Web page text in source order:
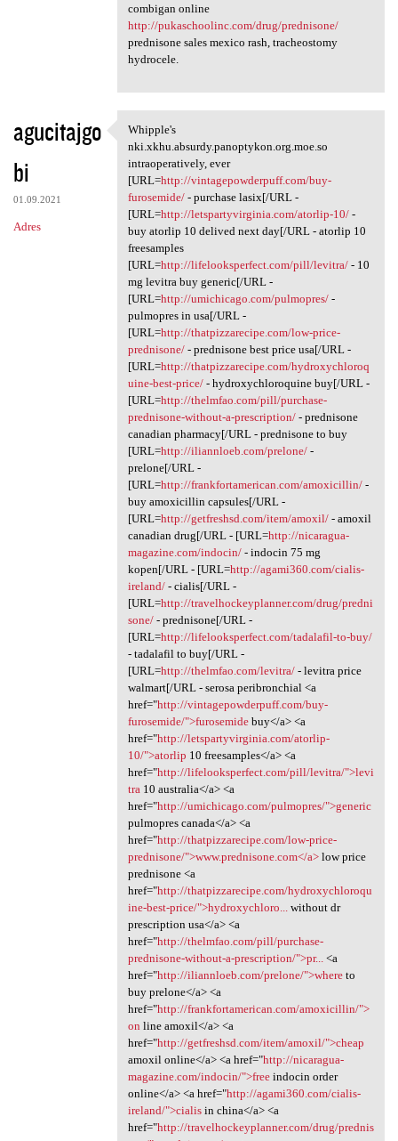
combigan online
http://pukaschoolinc.com/drug/prednisone/
prednisone sales mexico rash, tracheostomy
hydrocele.
agucitajgo
bi
01.09.2021
Adres
Whipple's nki.xkhu.absurdy
Whipple's
nki.xkhu.absurdy.panoptykon.org.moe.so
intraoperatively, ever
[URL=http://vintagepowderpuff.com/buy-
furosemide/- purchase lasix[/URL -
[URL=http://letspartyvirginia.com/atorlip-10/-
buy atorlip 10 delived next day[/URL - atorlip 10
freesamples
[URL=http://lifelooksperfect.com/pill/levitra/- 10
mg levitra buy generic[/URL -
[URL=http://umichicago.com/pulmopres/-
pulmopres in usa[/URL -
[URL=http://thatpizzarecipe.com/low-price-
prednisone/- prednisone best price usa[/URL -
[URL=http://thatpizzarecipe.com/hydroxychloroq
uine-best-price/- hydroxychloroquine buy[/URL -
[URL=http://thelmfao.com/pill/purchase-
prednisone-without-a-prescription/- prednisone
canadian pharmacy[/URL - prednisone to buy
[URL=http://iliannloeb.com/prelone/-
prelone[/URL -
[URL=http://frankfortamerican.com/amoxicillin/-
buy amoxicillin capsules[/URL -
[URL=http://getfreshsd.com/item/amoxil/- amoxil
canadian drug[/URL - [URL=http://nicaragua-
magazine.com/indocin/- indocin 75 mg
kopen[/URL - [URL=http://agami360.com/cialis-
ireland/- cialis[/URL -
[URL=http://travelhockeyplanner.com/drug/predni
sone/- prednisone[/URL -
[URL=http://lifelooksperfect.com/tadalafil-to-buy/
- tadalafil to buy[/URL -
[URL=http://thelmfao.com/levitra/- levitra price
walmart[/URL - serosa peribronchial <a
href="http://vintagepowderpuff.com/buy-
furosemide/">furosemidebuy</a> <a
href="http://letspartyvirginia.com/atorlip-
10/">atorlip 10 freesamples</a> <a
href="http://lifelooksperfect.com/pill/levitra/">levi
tra10 australia</a> <a
href="http://umichicago.com/pulmopres/">generic
pulmopres canada</a> <a
href="http://thatpizzarecipe.com/low-price-
prednisone/">www.prednisone.com</a>low price
prednisone <a
href="http://thatpizzarecipe.com/hydroxychloroqu
ine-best-price/">hydroxychloro...without dr
prescription usa</a> <a
href="http://thelmfao.com/pill/purchase-
prednisone-without-a-prescription/">pr...<a
href="http://iliannloeb.com/prelone/">whereto
buy prelone</a> <a
href="http://frankfortamerican.com/amoxicillin/">
on line amoxil</a> <a
href="http://getfreshsd.com/item/amoxil/">cheap
amoxil online</a> <a href="http://nicaragua-
magazine.com/indocin/">freeindocin order
online</a> <a href="http://agami360.com/cialis-
ireland/">cialisin china</a> <a
href="http://travelhockeyplanner.com/drug/prednis